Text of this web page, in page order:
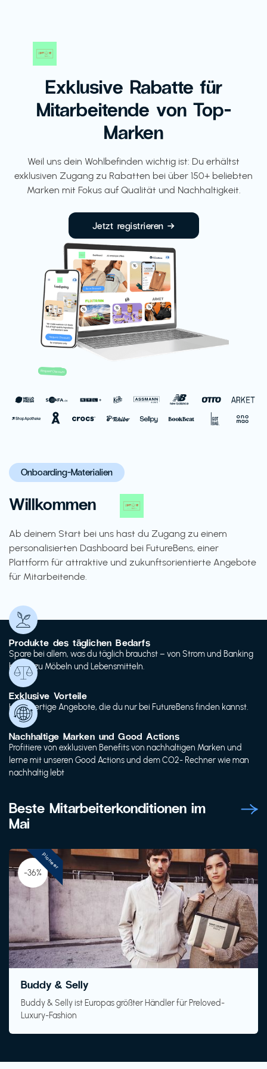
Exklusive Rabatte für
Mitarbeitende von Top-
Marken
Weil uns dein Wohlbefinden wichtig ist: Du erhältst
exklusiven Zugang zu Rabatten bei über 150+ beliebten
Marken mit Fokus auf Qualität und Nachhaltigkeit.
Jetzt registrieren →
Onboarding-Materialien
Willkommen
Ab deinem Start bei uns hast du Zugang zu einem
personalisierten Dashboard bei FutureBens, einer
Plattform für attraktive und zukunftsorientierte Angebote
für Mitarbeitende.
Produkte des täglichen Bedarfs
Spare bei allem, was du täglich brauchst – von Strom und Banking
bis hin zu Möbeln und Lebensmitteln.
Exklusive Vorteile
Hochwertige Angebote, die du nur bei FutureBens finden kannst.
Nachhaltige Marken und Good Actions
Profitiere von exklusiven Benefits von nachhaltigen Marken und
lerne mit unseren Good Actions und dem CO2- Rechner wie man
nachhaltig lebt
Beste Mitarbeiterkonditionen im
Mai
-36%
Buddy & Selly
Buddy & Selly ist Europas größter Händler für Preloved-
Luxury-Fashion
Pioneer